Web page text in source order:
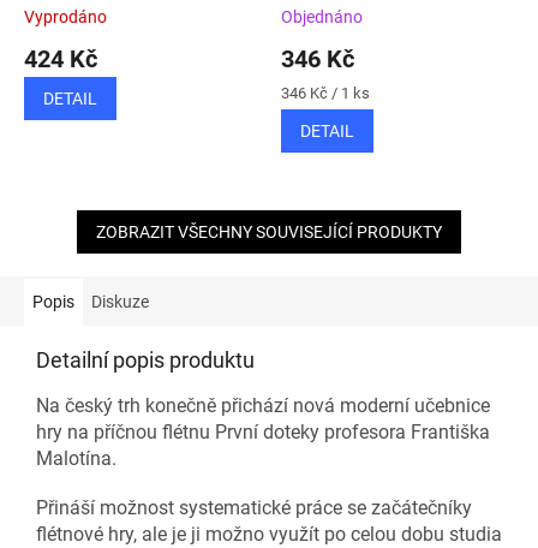
Vyprodáno
424 Kč
DETAIL
Objednáno
346 Kč
Měrná
cena:
346 Kč / 1 ks
DETAIL
ZOBRAZIT VŠECHNY SOUVISEJÍCÍ PRODUKTY
Popis Diskuze
Detailní popis produktu
Na český trh konečně přichází nová moderní učebnice
hry na příčnou flétnu První doteky profesora Františka
Malotína.
Přináší možnost systematické práce se začátečníky
flétnové hry, ale je ji možno využít po celou dobu studia